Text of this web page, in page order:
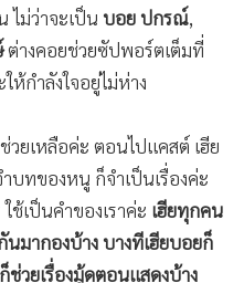
ไม่ว่าจะเป็น บอย ปกรณ์,
ต่างคอยช่วยซัปพอร์ตเต็มที่
ห้กำลังใจอยู่ไม่ห่าง
ยเหลือค่ะ ตอนไปแคสต์ เฮีย
บทของหนู ก็จำเป็นเรื่องค่ะ
ช้เป็นคำของเราค่ะ เฮียทุกคน
มากองบ้าง บางทีเฮียบอยก็
วยเรื่องมู้ดตอนแสดงบ้าง